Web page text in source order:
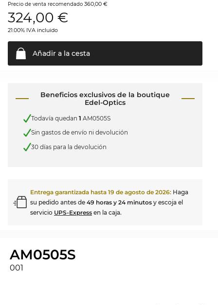
Precio de venta recomendado 360,00 €
324,00 €
21.00% IVA incluido
Añadir a la cesta
Beneficios exclusivos de la boutique
Edel-Optics
Todavía quedan 1 AM0505S
Sin gastos de envío ni devolución
30 días para la devolución
Entrega garantizada hasta 19 de agosto de 2026: Haga
su pedido antes de 49 horas y 24 minutos y escoja el
servicio UPS-Express en la caja.
AM0505S
001